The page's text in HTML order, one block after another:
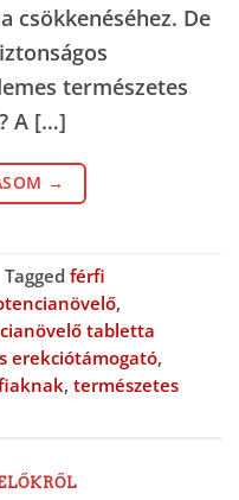
csökkenéséhez. De
természetes
A […]
→
Tagged férfi
,
tabletta
erekciótámogató,
, természetes